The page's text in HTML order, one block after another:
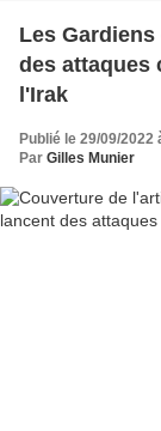
Les
des attaques
l'Irak
Publié le 29/09/2022
Par Gilles Munier